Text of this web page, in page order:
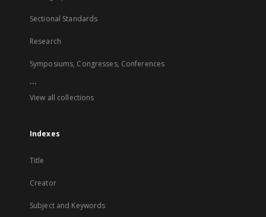
Sectional Standards
Research
Symposiums, Congresses, Conferences
...
View all collections
Indexes
Title
Creator
Subject and Keywords